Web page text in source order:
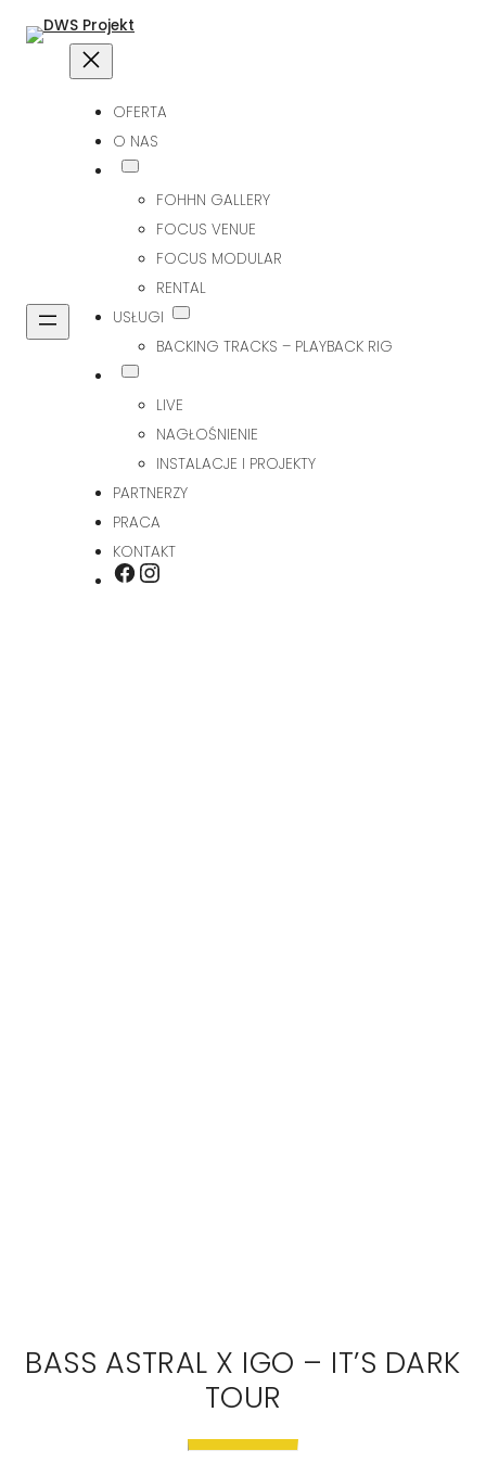
OFERTA
O NAS
FOHHN GALLERY
FOCUS VENUE
FOCUS MODULAR
RENTAL
USŁUGI
BACKING TRACKS – PLAYBACK RIG
LIVE
NAGŁOŚNIENIE
INSTALACJE I PROJEKTY
PARTNERZY
PRACA
KONTAKT
FACEBOOK
INSTAGRAM
BASS ASTRAL X IGO – IT’S DARK
TOUR